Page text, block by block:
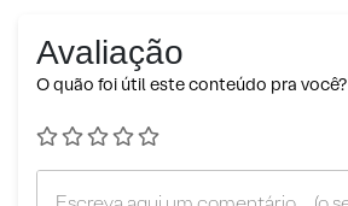
Avaliação
O quão foi útil este conteúdo pra você?